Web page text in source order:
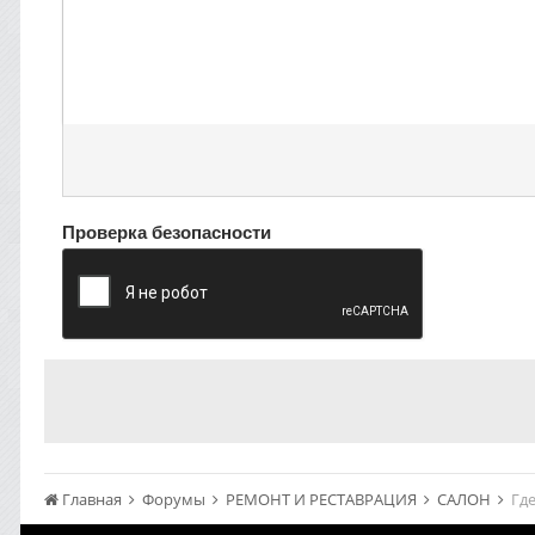
Проверка безопасности
Главная Форумы РЕМОНТ И РЕСТАВРАЦИЯ САЛОН